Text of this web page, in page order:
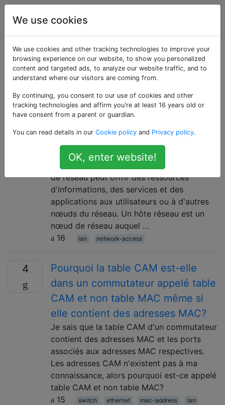
Ingénierie
de réseau
Questions marquées
«lan»
8
Quelle est la vraie différence entre
l'hôte et le nœud dans le réseau
est un ordinateur ou un autre périphérique
connecté à un réseau informatique. Un hôte
de réseau peut offrir des ressources
d'informations, des services et des
applications aux utilisateurs ou à d'autres
nœuds du réseau. Un hôte réseau est un
nœud de réseau auquel …
16
lan network-access
4
Pourquoi la table CAM est-elle
dans un commutateur appelé table
CAM et non table MAC même si
elle contient des adresses MAC?
Je sais que la table CAM d'un commutateur
contient des adresses MAC et les ports
associés aux adresses MAC respectives.
Les adresses CAM n'existent pas à ma
connaissance, alors pourquoi est-ce appelé
table CAM et non table MAC?
15
switch ethernet mac-address
lan
We use cookies
We use cookies and other tracking technologies to improve your
browsing experience on our website, to show you personalized
content and targeted ads, to analyze our website traffic, and to
understand where our visitors are coming from.
By continuing, you consent to our use of cookies and other
tracking technologies and affirm you're at least 16 years old or
have consent from a parent or guardian.
You can read details in our Cookie policy and Privacy policy.
OK, enter website!